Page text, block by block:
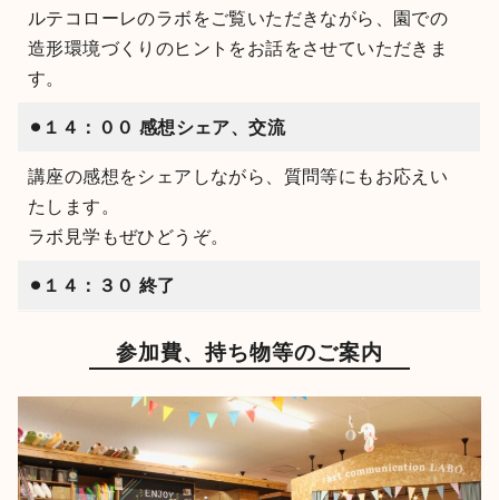
ルテコローレのラボをご覧いただきながら、園での
造形環境づくりのヒントをお話をさせていただきま
す。
⚫︎１４：００ 感想シェア、交流
講座の感想をシェアしながら、質問等にもお応えい
たします。
ラボ見学もぜひどうぞ。
⚫︎１４：３０ 終了
参加費、持ち物等のご案内